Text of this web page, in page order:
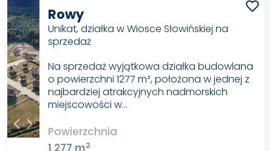
Rowy
Unikat, działka w Wiosce Słowińskiej na
sprzedaż
Na sprzedaż wyjątkowa działka budowlana
o powierzchni 1277 m², położona w jednej z
najbardziej atrakcyjnych nadmorskich
miejscowości w…
Powierzchnia
2